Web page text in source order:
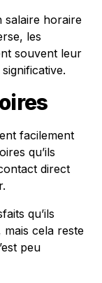
salaire horaire
les
souvent leur
facilement
qu’ils
direct
qu’ils
cela reste
peu